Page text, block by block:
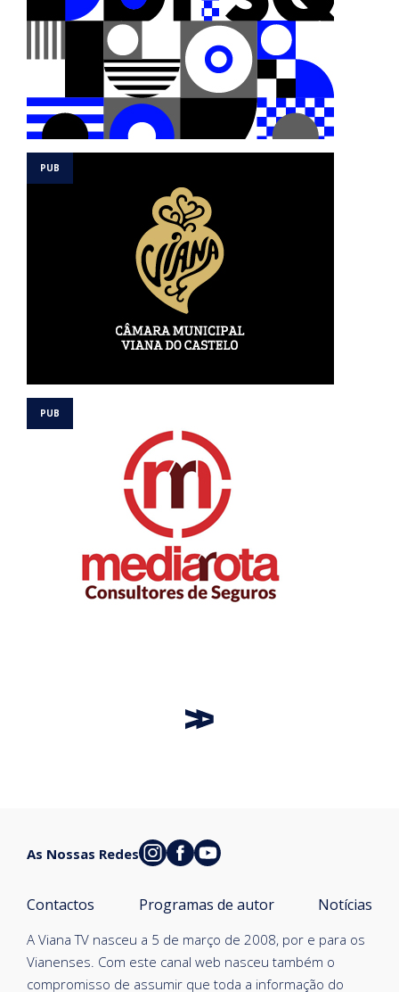
A Viana TV nasceu a 5 de março de 2008, por e para os
Vianenses. Com este canal web nasceu também o
compromisso de assumir que toda a informação do
Contactos Programas de autor Notícias
As Nossas Redes